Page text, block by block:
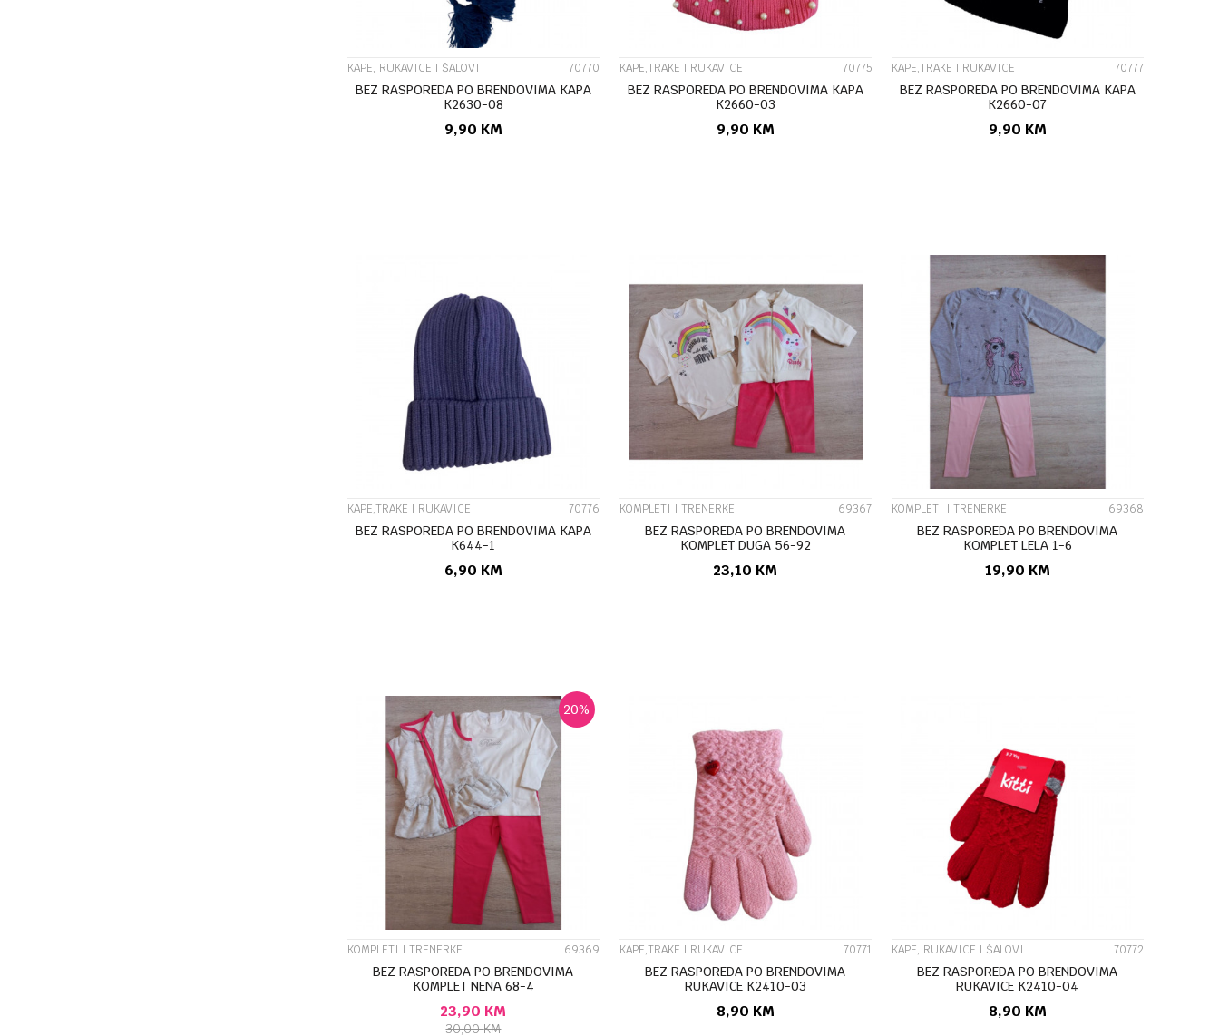
KAPE, RUKAVICE I ŠALOVI 70770
BEZ RASPOREDA PO BRENDOVIMA KAPA
K2630-08
9,90 KM
KAPE,TRAKE I RUKAVICE 70775
BEZ RASPOREDA PO BRENDOVIMA KAPA
K2660-03
9,90 KM
KAPE,TRAKE I RUKAVICE 70777
BEZ RASPOREDA PO BRENDOVIMA KAPA
K2660-07
9,90 KM
UPOREDI
KAPE,TRAKE I RUKAVICE 70776
BEZ RASPOREDA PO BRENDOVIMA KAPA
K644-1
6,90 KM
UPOREDI
KOMPLETI I TRENERKE 69367
BEZ RASPOREDA PO BRENDOVIMA
KOMPLET DUGA 56-92
23,10 KM
UPOREDI
KOMPLETI I TRENERKE 69368
BEZ RASPOREDA PO BRENDOVIMA
KOMPLET LELA 1-6
19,90 KM
UPOREDI
20%
KOMPLETI I TRENERKE 69369
BEZ RASPOREDA PO BRENDOVIMA
KOMPLET NENA 68-4
23,90 KM
30,00KM
UPOREDI
KAPE,TRAKE I RUKAVICE 70771
BEZ RASPOREDA PO BRENDOVIMA
RUKAVICE K2410-03
8,90 KM
UPOREDI
KAPE, RUKAVICE I ŠALOVI 70772
BEZ RASPOREDA PO BRENDOVIMA
RUKAVICE K2410-04
8,90 KM